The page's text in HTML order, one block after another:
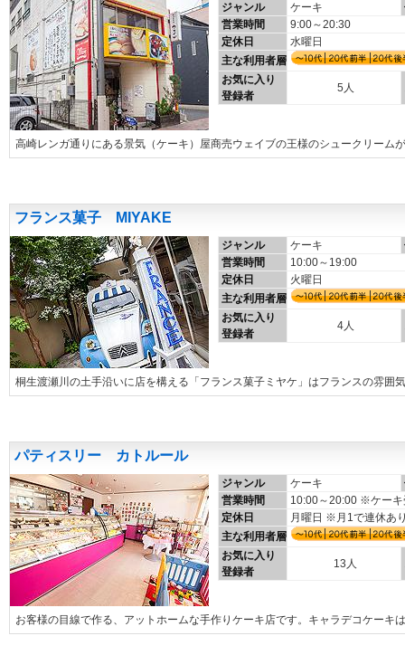
ジャンル ケーキ
営業時間
9:00～20:30
定休日
水曜日
主な利用者層
お気に入り
登録者
5人
高崎レンガ通りにある景気（ケーキ）屋商売ウェイブの王様のシュークリーム
フランス菓子 MIYAKE
ジャンル ケーキ
営業時間
10:00～19:00
定休日
火曜日
主な利用者層
お気に入り
登録者
4人
桐生渡瀬川の土手沿いに店を構える「フランス菓子ミヤケ」はフランスの雰囲
パティスリー カトルール
ジャンル ケーキ
営業時間
10:00～20:00 ※ケーキ
定休日
月曜日 ※月1で連休あ
主な利用者層
お気に入り
登録者
13人
お客様の目線で作る、アットホームな手作りケーキ店です。キャラデコケーキ